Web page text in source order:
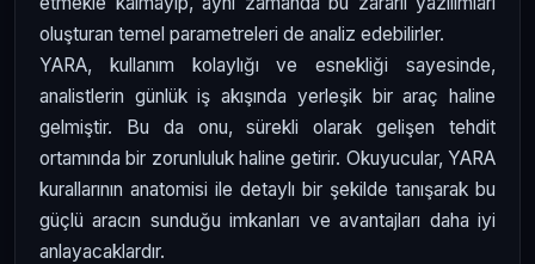
oluşturan temel parametreleri de analiz edebilirler.
YARA, kullanım kolaylığı ve esnekliği sayesinde,
analistlerin günlük iş akışında yerleşik bir araç haline
gelmiştir. Bu da onu, sürekli olarak gelişen tehdit
ortamında bir zorunluluk haline getirir. Okuyucular, YARA
kurallarının anatomisi ile detaylı bir şekilde tanışarak bu
güçlü aracın sunduğu imkanları ve avantajları daha iyi
anlayacaklardır.